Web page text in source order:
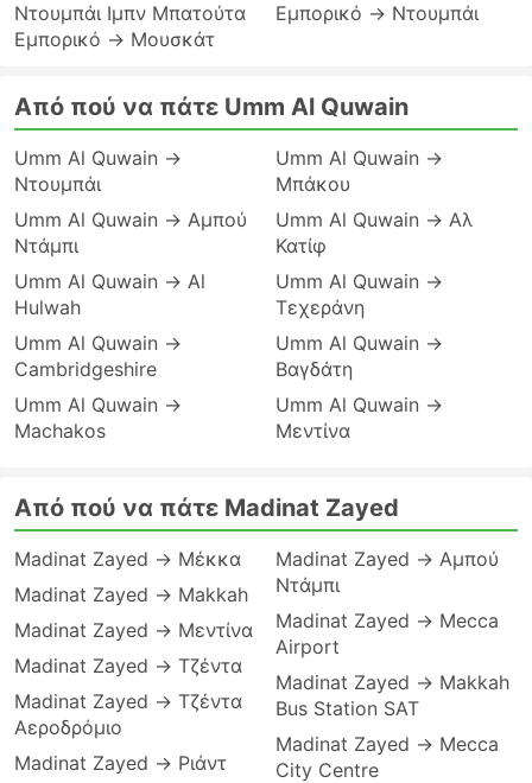
Ντουμπάι Ιμπν Μπατούτα
Εμπορικό → Μουσκάτ
Εμπορικό → Ντουμπάι
Από πού να πάτε Umm Al Quwain
Umm Al Quwain →
Ντουμπάι
Umm Al Quwain → Αμπού
Ντάμπι
Umm Al Quwain → Al
Hulwah
Umm Al Quwain →
Cambridgeshire
Umm Al Quwain →
Machakos
Umm Al Quwain →
Μπάκου
Umm Al Quwain → Αλ
Κατίφ
Umm Al Quwain →
Τεχεράνη
Umm Al Quwain →
Βαγδάτη
Umm Al Quwain →
Μεντίνα
Από πού να πάτε Madinat Zayed
Madinat Zayed → Μέκκα
Madinat Zayed → Makkah
Madinat Zayed → Μεντίνα
Madinat Zayed → Τζέντα
Madinat Zayed → Τζέντα
Αεροδρόμιο
Madinat Zayed → Ριάντ
Madinat Zayed → Αμπού
Ντάμπι
Madinat Zayed → Mecca
Airport
Madinat Zayed → Makkah
Bus Station SAT
Madinat Zayed → Mecca
City Centre